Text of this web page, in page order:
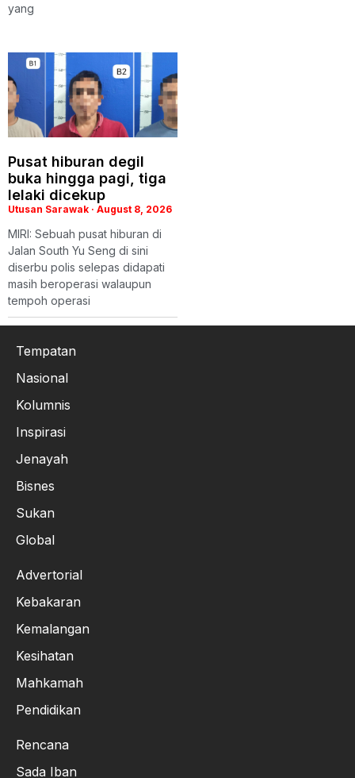
yang
Pusat hiburan degil
buka hingga pagi, tiga
lelaki dicekup
Utusan Sarawak August 8, 2026
MIRI: Sebuah pusat hiburan di
Jalan South Yu Seng di sini
diserbu polis selepas didapati
masih beroperasi walaupun
tempoh operasi
Tempatan
Nasional
Kolumnis
Inspirasi
Jenayah
Bisnes
Sukan
Global
Advertorial
Kebakaran
Kemalangan
Kesihatan
Mahkamah
Pendidikan
Rencana
Sada Iban